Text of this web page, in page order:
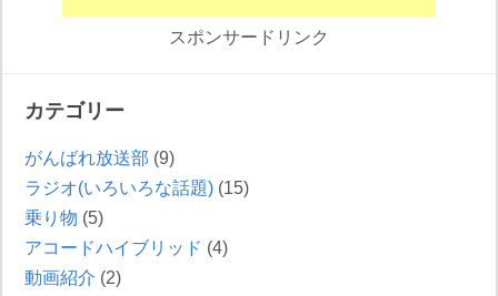
スポンサードリンク
カテゴリー
がんばれ放送部 (9)
ラジオ(いろいろな話題) (15)
乗り物 (5)
アコードハイブリッド (4)
動画紹介 (2)